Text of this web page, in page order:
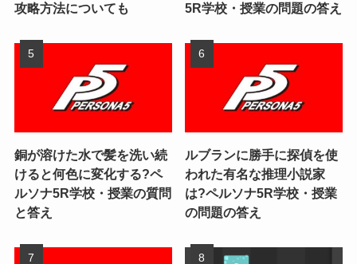
攻略方法についても
5R学校・授業の問題の答え
銅が溶けた水で髪を洗い続
けると何色に変化する?ペ
ルソナ5R学校・授業の質問
と答え
ルブランに勝手に探偵を使
われた有名な推理小説家
は?ペルソナ5R学校・授業
の問題の答え